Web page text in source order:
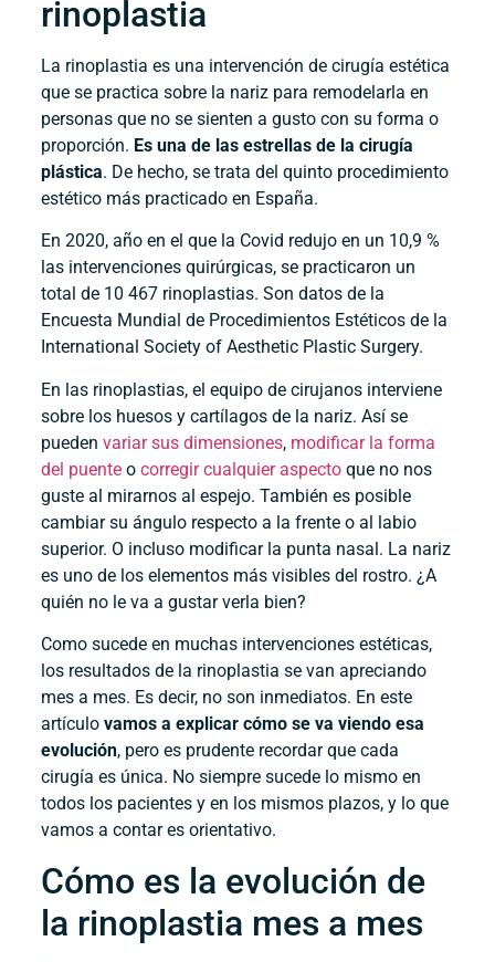
rinoplastia
La rinoplastia es una intervención de cirugía estética
que se practica sobre la nariz para remodelarla en
personas que no se sienten a gusto con su forma o
proporción. Es una de las estrellas de la cirugía
plástica. De hecho, se trata del quinto procedimiento
estético más practicado en España.
En 2020, año en el que la Covid redujo en un 10,9 %
las intervenciones quirúrgicas, se practicaron un
total de 10 467 rinoplastias. Son datos de la
Encuesta Mundial de Procedimientos Estéticos de la
International Society of Aesthetic Plastic Surgery.
En las rinoplastias, el equipo de cirujanos interviene
sobre los huesos y cartílagos de la nariz. Así se
pueden variar sus dimensiones, modificar la forma
del puenteo corregir cualquier aspectoque no nos
guste al mirarnos al espejo. También es posible
cambiar su ángulo respecto a la frente o al labio
superior. O incluso modificar la punta nasal. La nariz
es uno de los elementos más visibles del rostro. ¿A
quién no le va a gustar verla bien?
Como sucede en muchas intervenciones estéticas,
los resultados de la rinoplastia se van apreciando
mes a mes. Es decir, no son inmediatos. En este
artículo vamos a explicar cómo se va viendo esa
evolución, pero es prudente recordar que cada
cirugía es única. No siempre sucede lo mismo en
todos los pacientes y en los mismos plazos, y lo que
vamos a contar es orientativo.
Cómo es la evolución de
la rinoplastia mes a mes